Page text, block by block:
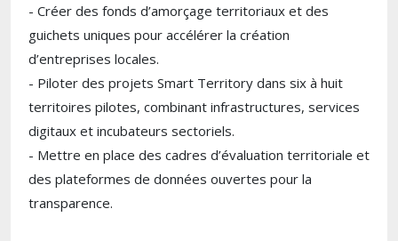
- Créer des fonds d’amorçage territoriaux et des
guichets uniques pour accélérer la création
d’entreprises locales.
- Piloter des projets Smart Territory dans six à huit
territoires pilotes, combinant infrastructures, services
digitaux et incubateurs sectoriels.
- Mettre en place des cadres d’évaluation territoriale et
des plateformes de données ouvertes pour la
transparence.